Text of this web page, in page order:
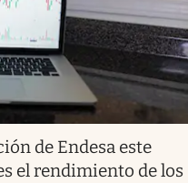
de Endesa este
el rendimiento de los